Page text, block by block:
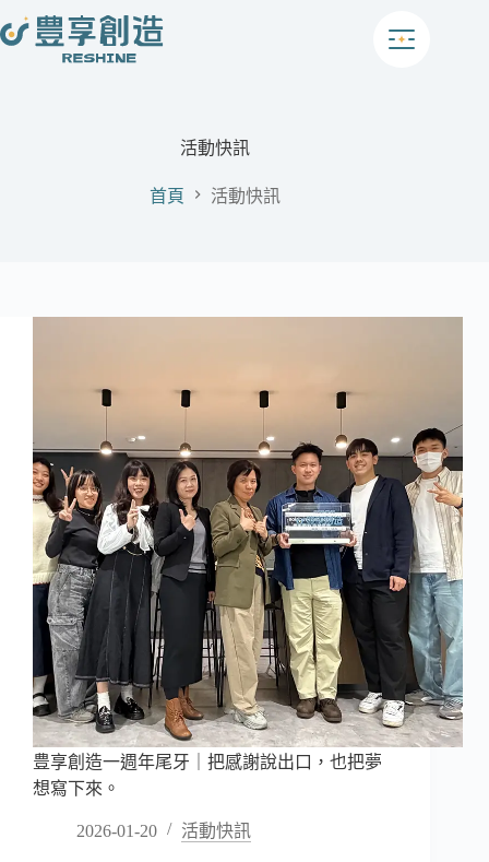
至
活動快訊
首頁 活動快訊
豊享創造一週年尾牙｜把感謝說出口，也把夢
想寫下來。
2026-01-20 活動快訊